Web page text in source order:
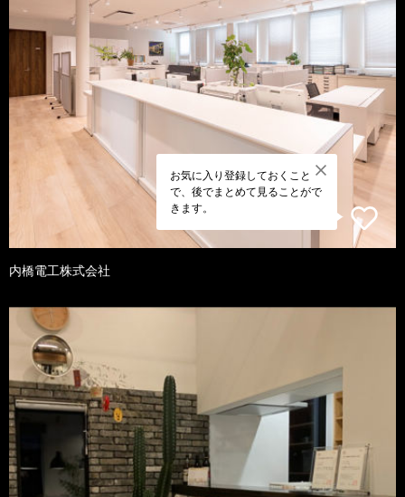
お気に入り登録しておくこと
で、後でまとめて見ることがで
きます。
内橋電工株式会社